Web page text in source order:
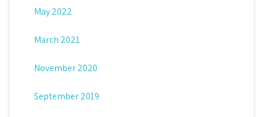
May 2022
March 2021
November 2020
September 2019